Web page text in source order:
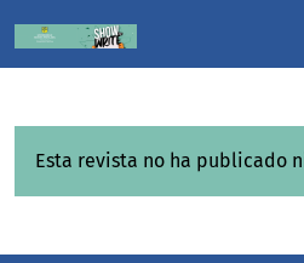
Esta revista no ha publicado